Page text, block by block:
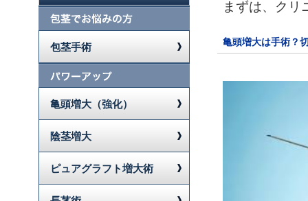
包茎手術
亀頭増大（強化）
陰茎増大
ピュアグラフト増大術
まずは、クリ
亀頭増大は手術？